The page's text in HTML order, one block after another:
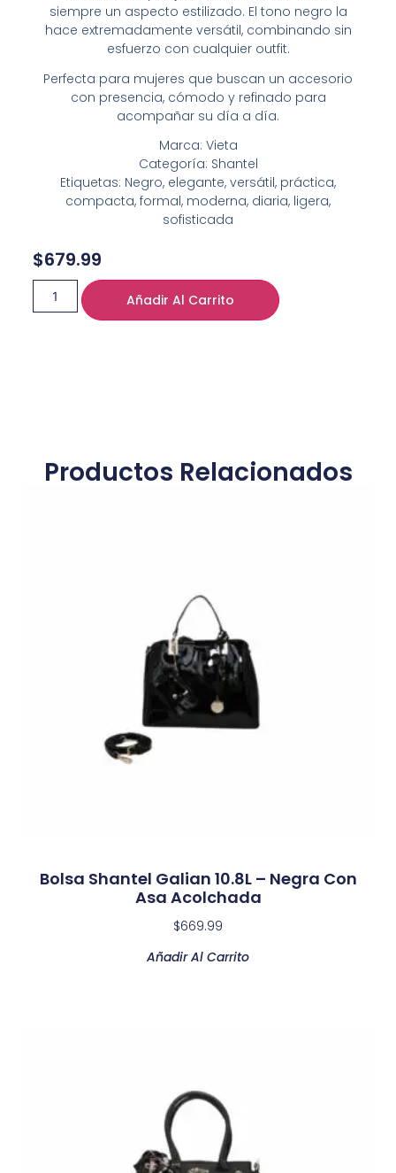
siempre un aspecto estilizado. El tono negro la
hace extremadamente versátil, combinando sin
esfuerzo con cualquier outfit.
Perfecta para mujeres que buscan un accesorio
con presencia, cómodo y refinado para
acompañar su día a día.
Marca: Vieta
Categoría: Shantel
Etiquetas: Negro, elegante, versátil, práctica,
compacta, formal, moderna, diaria, ligera,
sofisticada
$679.99
Añadir Al Carrito
Productos Relacionados
Bolsa Shantel Galian 10.8L – Negra Con
Asa Acolchada
$669.99
Añadir Al Carrito